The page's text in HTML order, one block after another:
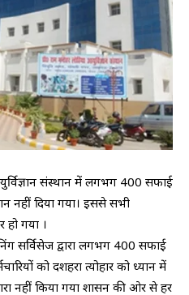
संस्थान में लगभग 400 सफाई
नहीं दिया गया। इससे सभी
हो गया ।
सर्विसेज द्वारा लगभग 400 सफाई
को दशहरा त्योहार को ध्यान में
नहीं किया गया शासन की ओर से हर